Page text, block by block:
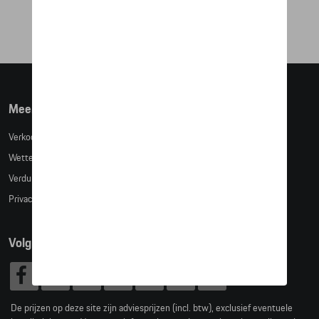
Meer info
Verkoopsvoorwaarden
Wettelijke bepalingen
Verduidelijking kledingmaten
Privacybeleid
Volg Ons
De prijzen op deze site zijn adviesprijzen (incl. btw), exclusief eventuele